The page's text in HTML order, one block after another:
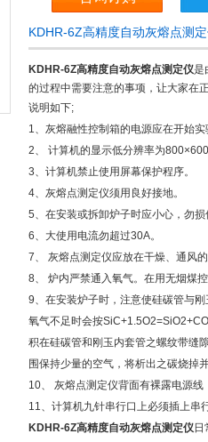
KDHR-6Z高精度自动灰熔点测
KDHR-6Z高精度自动灰熔点测定仪是
的过程中需要注意的事项，让大家在
说明如下;
1、灰熔融性控制箱的电源应在开始
2、 计算机的显示低分辨率为
3、计算机禁止使用屏幕保护程序。
4、灰熔点测定仪须用良好接地。
5、在安装或拆卸炉子时应小心，勿
6、大使用电流勿超过30A。
7、 灰熔点测定仪应放在干燥、通风
8、 炉内严禁通入氧气。在用无烟煤
9、在安装炉子时，注意使硅碳管与
氧气不足时会按
积在硅碳管和刚玉内套管之螺纹带缝
围保持少量的空气，将析出之碳烧掉
10、 灰熔点测定仪背面有裸露电源
11、计算机九针串行口上必须插上串
KDHR-6Z高精度自动灰熔点测定仪日